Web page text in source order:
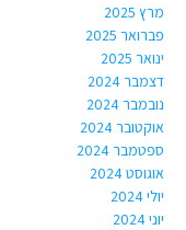
מרץ 2025
פברואר 2025
ינואר 2025
דצמבר 2024
נובמבר 2024
אוקטובר 2024
ספטמבר 2024
אוגוסט 2024
יולי 2024
יוני 2024